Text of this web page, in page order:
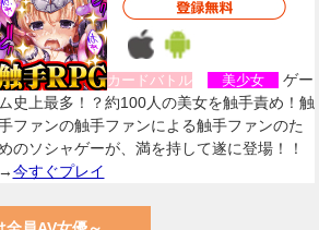
カードバトル 美少女
ゲー
ム史上最多！？約100人の美女を触手責め！触
ファンの触手ファンによる触手ファンのた
のソシャゲーが、満を持して遂に登場！！
→今すぐプレイ